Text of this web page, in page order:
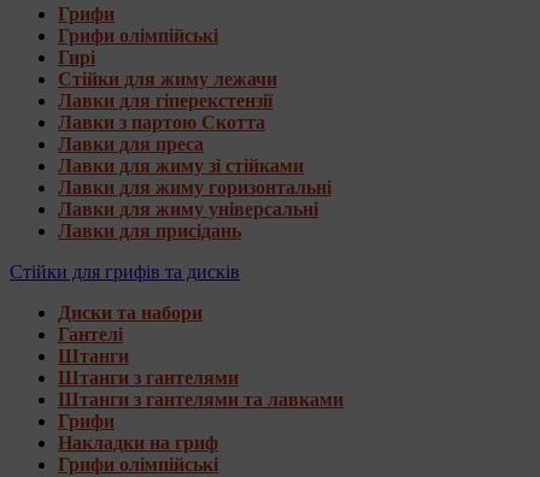
Грифи
Грифи олімпійські
Гирі
Стійки для жиму лежачи
Лавки для гіперекстензії
Лавки з партою Скотта
Лавки для преса
Лавки для жиму зі стійками
Лавки для жиму горизонтальні
Лавки для жиму універсальні
Лавки для присідань
Стійки для грифів та дисків
Диски та набори
Гантелі
Штанги
Штанги з гантелями
Штанги з гантелями та лавками
Грифи
Накладки на гриф
Грифи олімпійські